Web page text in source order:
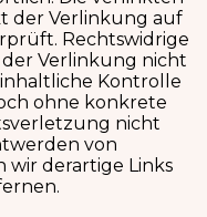
der Verlinkung auf
Rechtswidrige
Verlinkung nicht
Kontrolle
ohne konkrete
nicht
von
derartige Links